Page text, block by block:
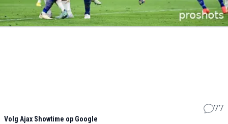
77
Volg Ajax Showtime op Google